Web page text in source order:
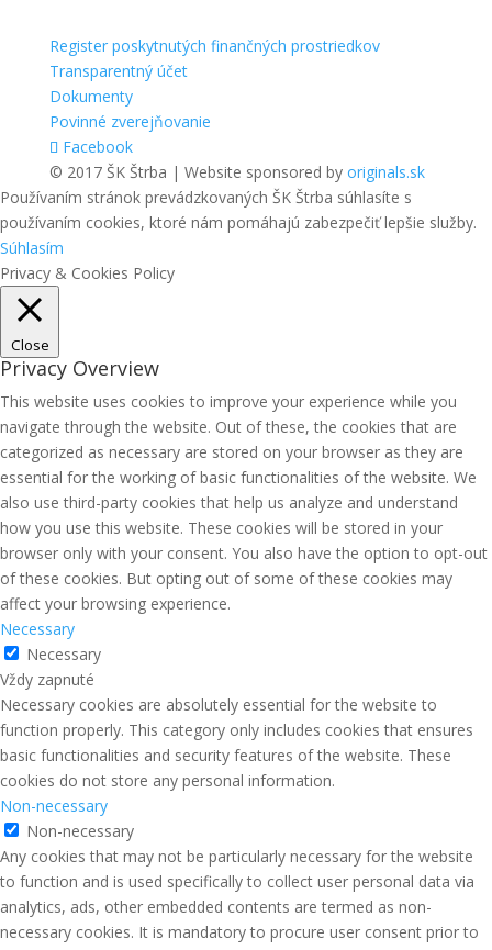
Register poskytnutých finančných prostriedkov
Transparentný účet
Dokumenty
Povinné zverejňovanie
Facebook
© 2017 ŠK Štrba | Website sponsored by originals.sk
Používaním stránok prevádzkovaných ŠK Štrba súhlasíte s
používaním cookies, ktoré nám pomáhajú zabezpečiť lepšie služby.
Súhlasím
Privacy & Cookies Policy
Close
Privacy Overview
This website uses cookies to improve your experience while you
navigate through the website. Out of these, the cookies that are
categorized as necessary are stored on your browser as they are
essential for the working of basic functionalities of the website. We
also use third-party cookies that help us analyze and understand
how you use this website. These cookies will be stored in your
browser only with your consent. You also have the option to opt-out
of these cookies. But opting out of some of these cookies may
affect your browsing experience.
Necessary
Necessary
Vždy zapnuté
Necessary cookies are absolutely essential for the website to
function properly. This category only includes cookies that ensures
basic functionalities and security features of the website. These
cookies do not store any personal information.
Non-necessary
Non-necessary
Any cookies that may not be particularly necessary for the website
to function and is used specifically to collect user personal data via
analytics, ads, other embedded contents are termed as non-
necessary cookies. It is mandatory to procure user consent prior to